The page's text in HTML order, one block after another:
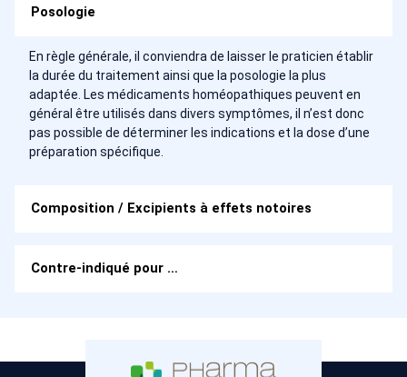
Posologie
En règle générale, il conviendra de laisser le praticien établir
la durée du traitement ainsi que la posologie la plus
adaptée. Les médicaments homéopathiques peuvent en
général être utilisés dans divers symptômes, il n’est donc
pas possible de déterminer les indications et la dose d’une
préparation spécifique.
Composition / Excipients à effets notoires
Contre-indiqué pour …